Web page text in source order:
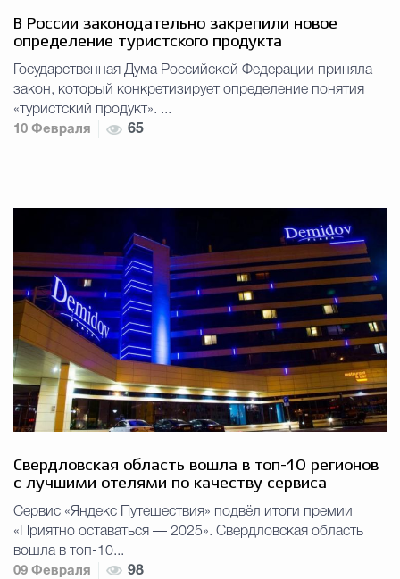
В России законодательно закрепили новое
определение туристского продукта
Государственная Дума Российской Федерации приняла
закон, который конкретизирует определение понятия
«туристский продукт». ...
10 Февраля
65
Свердловская область вошла в топ-10 регионов
с лучшими отелями по качеству сервиса
Сервис «Яндекс Путешествия» подвёл итоги премии
«Приятно оставаться — 2025». Свердловская область
вошла в топ-10...
09 Февраля
98